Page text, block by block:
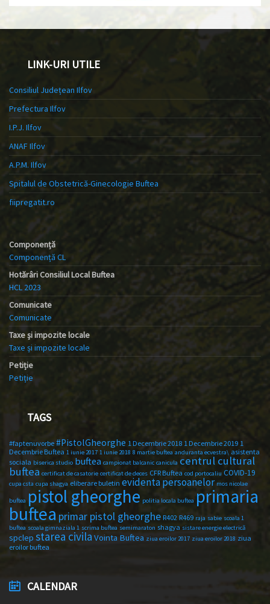
LINK-URI UTILE
Consiliul Județean Ilfov
Prefectura Ilfov
I.P.J. Ilfov
ANAF Ilfov
A.P.M. Ilfov
Spitalul de Obstetrică-Ginecologie Buftea
fiipregatit.ro
Componență
Componență CL
Hotărâri Consiliul Local Buftea
HCL 2023
Comunicate
Comunicate
Taxe și impozite locale
Taxe și impozite locale
Petiție
Petiție
TAGS
#faptenuvorbe #PistolGheorghe 1 Decembrie 2018 1 Decembrie 2019 1
Decembrie Buftea 1 iunie 2017 1 iunie 2018 8 martie buftea anduranta ecvestra\ asistenta
sociala biserica studio buftea campionat balcanic canicula centrul cultural
buftea certificat de casatorie certificat de deces CFR Buftea cod portocaliu COVID-19
cupa csta cupa shagya eliberare buletin evidenta persoanelor mos nicolae
buftea pistol gheorghe politia locala buftea primaria
buftea primar pistol gheorghe R402 R469 raja sabie scoala 1
buftea scoala gimnaziala 1 scrima buftea semimaraton shagya sistare energie electrică
spclep starea civila Vointa Buftea ziua eroilor 2017 ziua eroilor 2018 ziua
eroilor buftea
CALENDAR